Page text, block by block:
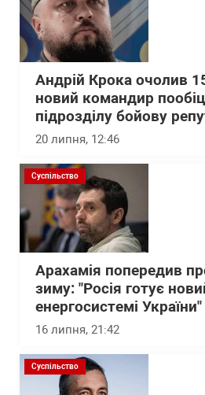
Андрій Крока очолив
новий командир
підрозділу бойову
20 липня, 12:46
Суспільство
Арахамія попередив
зиму: "Росія готує
енергосистемі України"
16 липня, 21:42
Суспільство